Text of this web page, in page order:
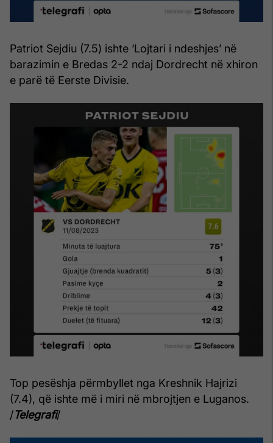
Patriot Sejdiu (7.5) ishte ‘Lojtari i ndeshjes’ në
barazimin e Bredas 2-2 ndaj Dordrecht në xhiron
e parë të Eerste Divisie.
Top pesëshja përmbyllet nga Kreshnik Hajrizi
(7.4), që ishte më i miri në mbrojtjen e Luganos.
/Telegrafi/